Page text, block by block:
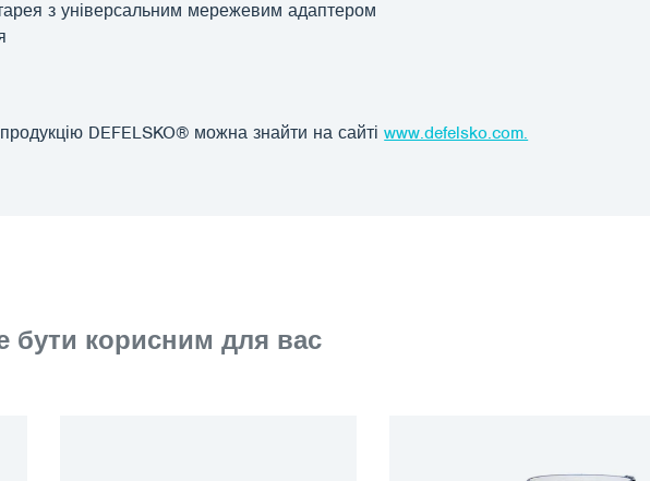
з універсальним мережевим адаптером
DEFELSKO® можна знайти на сайтіwww.defelsko.com.
бути корисним для вас